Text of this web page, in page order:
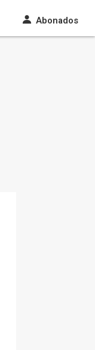
Abonados